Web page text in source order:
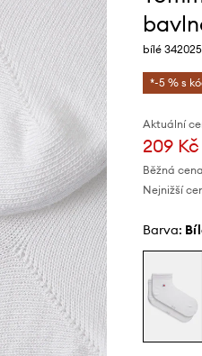
bílé
*-5 % s
Aktuální
209 Kč
Běžná
Nejnižší
Barva: